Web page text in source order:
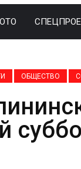
ОБЩЕСТВО